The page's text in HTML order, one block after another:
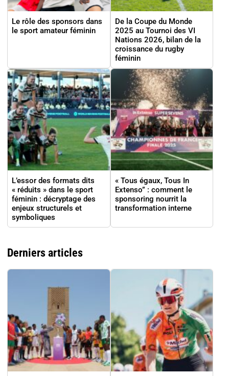
Le rôle des sponsors dans
le sport amateur féminin
De la Coupe du Monde
2025 au Tournoi des VI
Nations 2026, bilan de la
croissance du rugby
féminin
L’essor des formats dits
« réduits » dans le sport
féminin : décryptage des
enjeux structurels et
symboliques
« Tous égaux, Tous In
Extenso” : comment le
sponsoring nourrit la
transformation interne
Derniers articles